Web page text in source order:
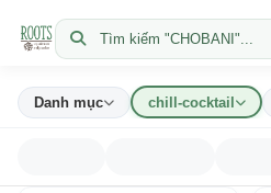
Tìm kiếm "CHOBANI"...
Danh mục chill-cocktail